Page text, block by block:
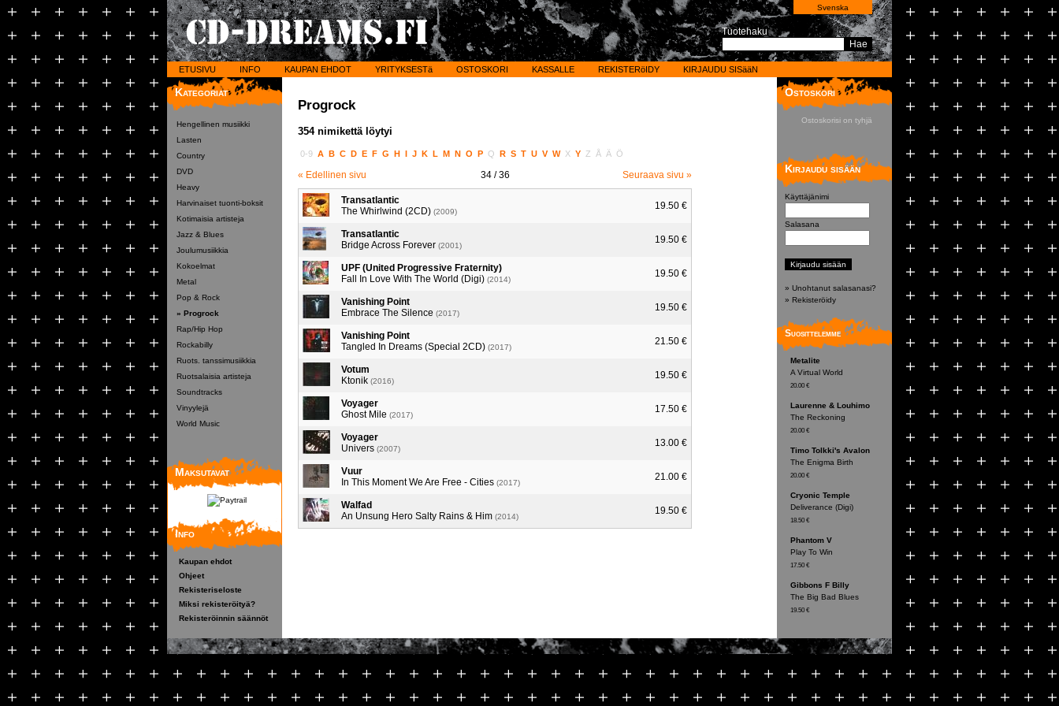
Svenska
Tuotehaku
Hae
ETUSIVU INFO KAUPAN EHDOT YRITYKSESTä OSTOSKORI KASSALLE REKISTERöIDY KIRJAUDU SISääN
Kategoriat
Hengellinen musiikki
Lasten
Country
DVD
Heavy
Harvinaiset tuonti-boksit
Kotimaisia artisteja
Jazz & Blues
Joulumusiikkia
Kokoelmat
Metal
Pop & Rock
» Progrock
Rap/Hip Hop
Rockabilly
Ruots. tanssimusiikkia
Ruotsalaisia artisteja
Soundtracks
Vinyylejä
World Music
Maksutavat
Info
Kaupan ehdot
Ohjeet
Rekisteriseloste
Miksi rekisteröityä?
Rekisteröinnin säännöt
Progrock
354 nimikettä löytyi
0-9 A B C D E F G H I J K L M N O P Q R S T U V W X Y Z Å Ä Ö
« Edellinen sivu 34/ 36 Seuraava sivu »
Transatlantic
The Whirlwind (2CD) (2009)
19.50 €
Transatlantic
Bridge Across Forever (2001)
19.50 €
UPF (United Progressive Fraternity)
Fall In Love With The World (Digi) (2014)
19.50 €
Vanishing Point
Embrace The Silence (2017)
19.50 €
Vanishing Point
Tangled In Dreams (Special 2CD) (2017)
21.50 €
Votum
Ktonik (2016)
19.50 €
Voyager
Ghost Mile (2017)
17.50 €
Voyager
Univers (2007)
13.00 €
Vuur
In This Moment We Are Free - Cities (2017)
21.00 €
Walfad
An Unsung Hero Salty Rains & Him (2014)
19.50 €
Ostoskori
Ostoskorisi on tyhjä
Kirjaudu sisään
Käyttäjänimi
Salasana
» Unohtanut salasanasi?
» Rekisteröidy
Suosittelemme
Metalite
A Virtual World
20.00 €
Laurenne & Louhimo
The Reckoning
20.00 €
Timo Tolkki's Avalon
The Enigma Birth
20.00 €
Cryonic Temple
Deliverance (Digi)
18.50 €
Phantom V
Play To Win
17.50 €
Gibbons F Billy
The Big Bad Blues
19.50 €